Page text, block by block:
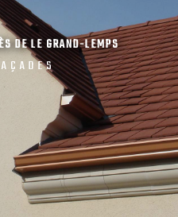
DE LE GRAND-LEMPS